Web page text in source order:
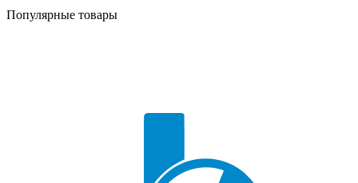
Популярные товары